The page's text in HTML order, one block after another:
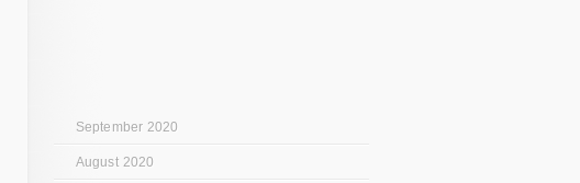
September 2020
August 2020